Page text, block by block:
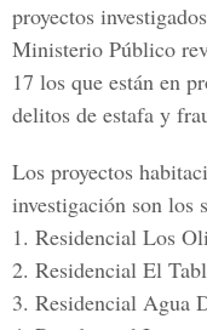
proyectos
Ministerio Público
17 los que están en
delitos de estafa y
Los proyectos
investigación son los
1. Residencial Los
2. Residencial El
3. Residencial Agua